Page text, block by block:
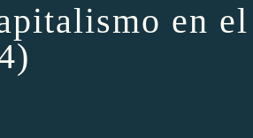
en el